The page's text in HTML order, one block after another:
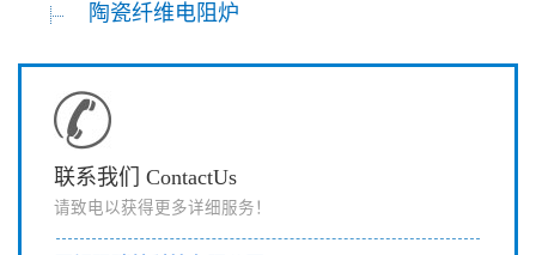
陶瓷纤维电阻炉
联系我们 ContactUs
请致电以获得更多详细服务！